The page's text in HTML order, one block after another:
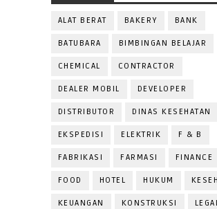
ALAT BERAT BAKERY BANK
BATUBARA BIMBINGAN BELAJAR
CHEMICAL CONTRACTOR
DEALER MOBIL DEVELOPER
DISTRIBUTOR DINAS KESEHATAN
EKSPEDISI ELEKTRIK F & B
FABRIKASI FARMASI FINANCE
FOOD HOTEL HUKUM
KEUANGAN KONSTRUKSI